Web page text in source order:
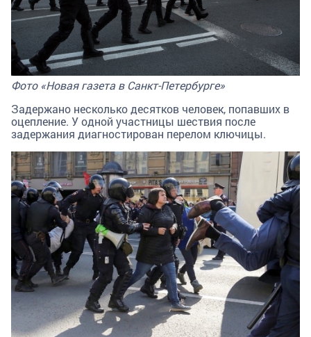
Фото «Новая газета в Санкт-Петербурге»
Задержано несколько десятков человек, попавших в
оцепление. У одной участницы шествия после
задержания диагностирован перелом ключицы.